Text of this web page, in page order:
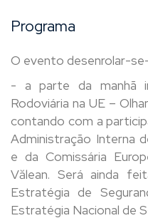
Programa
O evento desenrolar-
- a parte da manhã
Rodoviária na UE –
contando com a
Administração Interna
e da Comissária
Vălean. Será ainda
Estratégia de
Estratégia Nacional de